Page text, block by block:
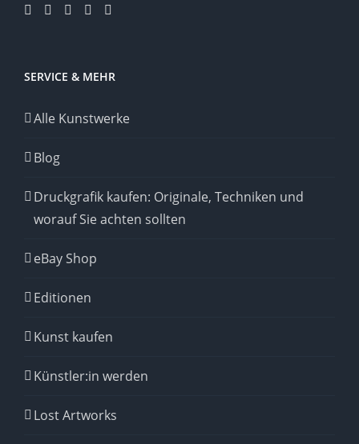
SERVICE & MEHR
Alle Kunstwerke
Blog
Druckgrafik kaufen: Originale, Techniken und
worauf Sie achten sollten
eBay Shop
Editionen
Kunst kaufen
Künstler:in werden
Lost Artworks